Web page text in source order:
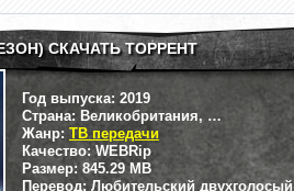
СКАЧАТЬ ТОРРЕНТ
Год выпуска: 2019
Страна: Великобритания, США
Жанр: ТВ передачи
Качество: WEBRip
Размер: 845.29 MB
Перевод: Любительский двухголосый|